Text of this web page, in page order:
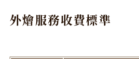
外燴服務收費標準